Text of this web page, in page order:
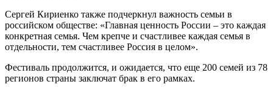
Сергей Кириенко также подчеркнул важность семьи в
российском обществе: «Главная ценность России – это каждая
конкретная семья. Чем крепче и счастливее каждая семья в
отдельности, тем счастливее Россия в целом».
Фестиваль продолжится, и ожидается, что еще 200 семей из 78
регионов страны заключат брак в его рамках.